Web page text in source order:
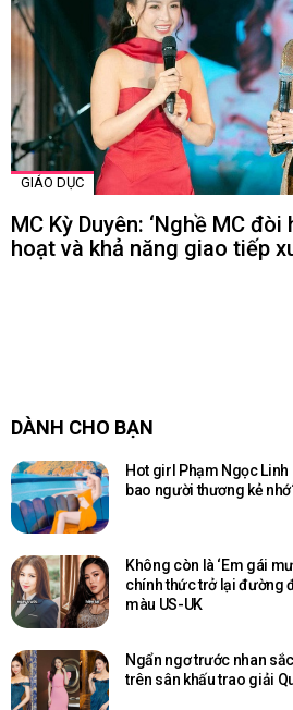
GIÁO DỤC
MC Kỳ Duyên: ‘Nghề MC
hoạt và khả năng giao tiếp
DÀNH CHO BẠN
Hot girl Phạm Ngọc Linh
bao người thương kẻ
Không còn là ‘Em gái
chính thức trở lại đường
màu US-UK
Ngẩn ngơ trước nhan
trên sân khấu trao giải